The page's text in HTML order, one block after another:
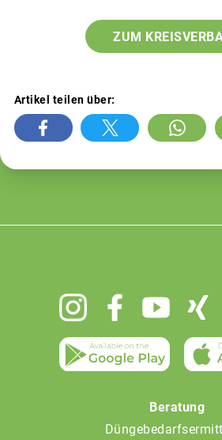
ZUM
Artikel teilen über:
Beratung